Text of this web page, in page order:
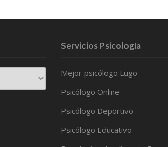
Servicios Psicología
Mejor psicólogo Lugo
Psicólogo Online
Psicólogo Deportivo
Psicólogo Educativo